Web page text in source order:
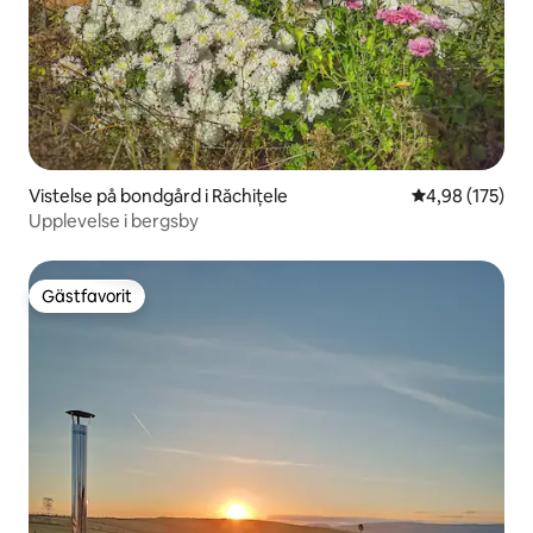
Vistelse på bondgård i Răchițele 4,98 av 5 i
4,98 (175)
Upplevelse i bergsby
Gästfavorit
Gästfavorit